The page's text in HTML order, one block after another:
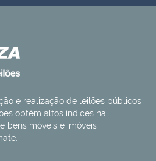
e realização de leilões públicos
obtém altos índices na
bens móveis e imóveis